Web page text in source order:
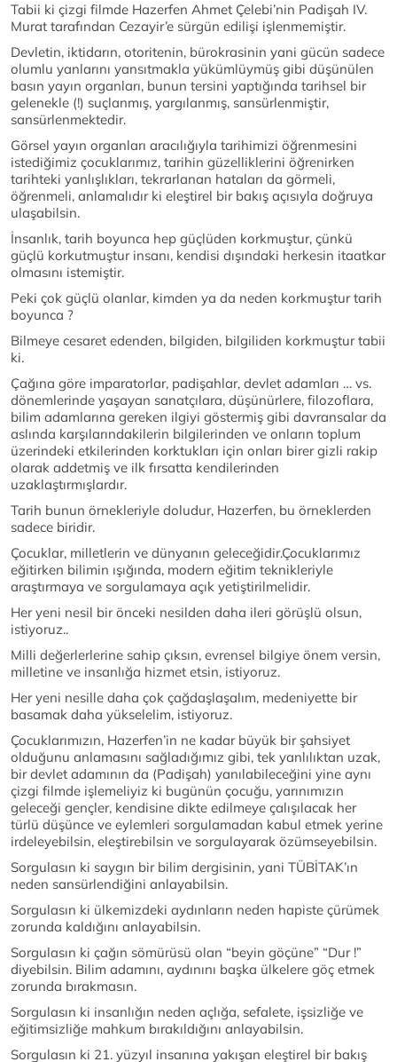
Tabii ki çizgi filmde Hazerfen Ahmet Çelebi’nin Padişah IV.
Murat tarafından Cezayir’e sürgün edilişi işlenmemiştir.
Devletin, iktidarın, otoritenin, bürokrasinin yani gücün sadece
olumlu yanlarını yansıtmakla yükümlüymüş gibi düşünülen
basın yayın organları, bunun tersini yaptığında tarihsel bir
gelenekle (!) suçlanmış, yargılanmış, sansürlenmiştir,
sansürlenmektedir.
Görsel yayın organları aracılığıyla tarihimizi öğrenmesini
istediğimiz çocuklarımız, tarihin güzelliklerini öğrenirken
tarihteki yanlışlıkları, tekrarlanan hataları da görmeli,
öğrenmeli, anlamalıdır ki eleştirel bir bakış açısıyla doğruya
ulaşabilsin.
İnsanlık, tarih boyunca hep güçlüden korkmuştur, çünkü
güçlü korkutmuştur insanı, kendisi dışındaki herkesin itaatkar
olmasını istemiştir.
Peki çok güçlü olanlar, kimden ya da neden korkmuştur tarih
boyunca ?
Bilmeye cesaret edenden, bilgiden, bilgiliden korkmuştur tabii
ki.
Çağına göre imparatorlar, padişahlar, devlet adamları … vs.
dönemlerinde yaşayan sanatçılara, düşünürlere, filozoflara,
bilim adamlarına gereken ilgiyi göstermiş gibi davransalar da
aslında karşılarındakilerin bilgilerinden ve onların toplum
üzerindeki etkilerinden korktukları için onları birer gizli rakip
olarak addetmiş ve ilk fırsatta kendilerinden
uzaklaştırmışlardır.
Tarih bunun örnekleriyle doludur, Hazerfen, bu örneklerden
sadece biridir.
Çocuklar, milletlerin ve dünyanın geleceğidir.Çocuklarımız
eğitirken bilimin ışığında, modern eğitim teknikleriyle
araştırmaya ve sorgulamaya açık yetiştirilmelidir.
Her yeni nesil bir önceki nesilden daha ileri görüşlü olsun,
istiyoruz..
Milli değerlerlerine sahip çıksın, evrensel bilgiye önem versin,
milletine ve insanlığa hizmet etsin, istiyoruz.
Her yeni nesille daha çok çağdaşlaşalım, medeniyette bir
basamak daha yükselelim, istiyoruz.
Çocuklarımızın, Hazerfen’in ne kadar büyük bir şahsiyet
olduğunu anlamasını sağladığımız gibi, tek yanlılıktan uzak,
bir devlet adamının da (Padişah) yanılabileceğini yine aynı
çizgi filmde işlemeliyiz ki bugünün çocuğu, yarınımızın
geleceği gençler, kendisine dikte edilmeye çalışılacak her
türlü düşünce ve eylemleri sorgulamadan kabul etmek yerine
irdeleyebilsin, eleştirebilsin ve sorgulayarak özümseyebilsin.
Sorgulasın ki saygın bir bilim dergisinin, yani TÜBİTAK’ın
neden sansürlendiğini anlayabilsin.
Sorgulasın ki ülkemizdeki aydınların neden hapiste çürümek
zorunda kaldığını anlayabilsin.
Sorgulasın ki çağın sömürüsü olan “beyin göçüne” “Dur !”
diyebilsin. Bilim adamını, aydınını başka ülkelere göç etmek
zorunda bırakmasın.
Sorgulasın ki insanlığın neden açlığa, sefalete, işsizliğe ve
eğitimsizliğe mahkum bırakıldığını anlayabilsin.
Sorgulasın ki 21. yüzyıl insanına yakışan eleştirel bir bakış